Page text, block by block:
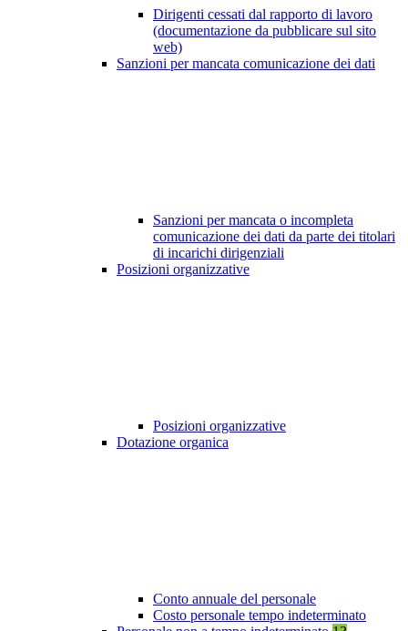
Dirigenti cessati dal rapporto di lavoro
(documentazione da pubblicare sul sito
web)
Sanzioni per mancata comunicazione dei dati
Sanzioni per mancata o incompleta
comunicazione dei dati da parte dei titolari
di incarichi dirigenziali
Posizioni organizzative
Posizioni organizzative
Dotazione organica
Conto annuale del personale
Costo personale tempo indeterminato